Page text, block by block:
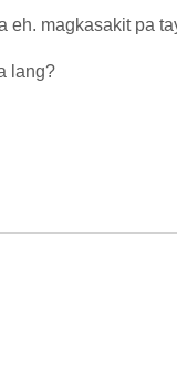
eh. magkasakit pa
lang?